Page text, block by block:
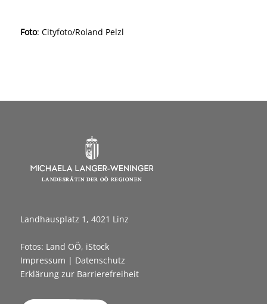
Foto: Cityfoto/Roland Pelzl
Landhausplatz 1, 4021 Linz
Fotos: Land OÖ, iStock
Impressum | Datenschutz
Erklärung zur Barrierefreiheit